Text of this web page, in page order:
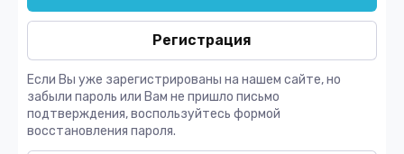
Регистрация
Если Вы уже зарегистрированы на нашем сайте, но
забыли пароль или Вам не пришло письмо
подтверждения, воспользуйтесь формой
восстановления пароля.